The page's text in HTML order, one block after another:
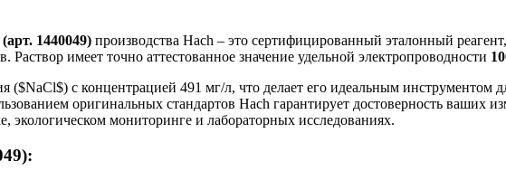
1440049) производства Hach – это сертифицированный эталонный
имеет точно аттестованное значение удельной электропроводности
($NaCl$) с концентрацией 491 мг/л, что делает его идеальным инструментом
оригинальных стандартов Hach гарантирует достоверность ваших
мониторинге и лабораторных исследованиях.